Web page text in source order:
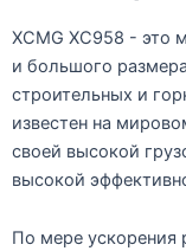
XCMG XC958 - это
и большого
строительных и
известен на
своей высокой
высокой
По мере ускорения